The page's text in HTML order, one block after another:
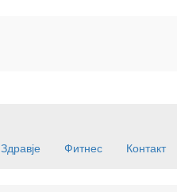
Здравје Фитнес Контакт